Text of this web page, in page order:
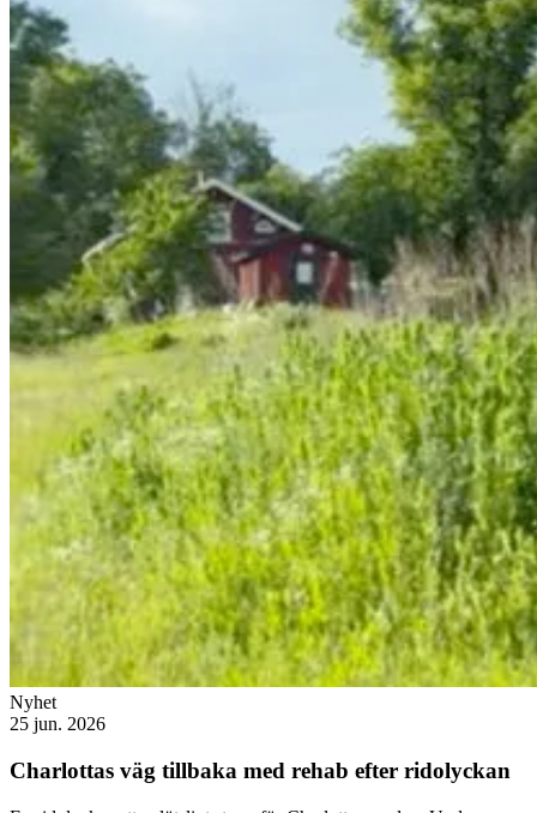
Nyhet
25 jun. 2026
Charlottas väg tillbaka med rehab efter ridolyckan